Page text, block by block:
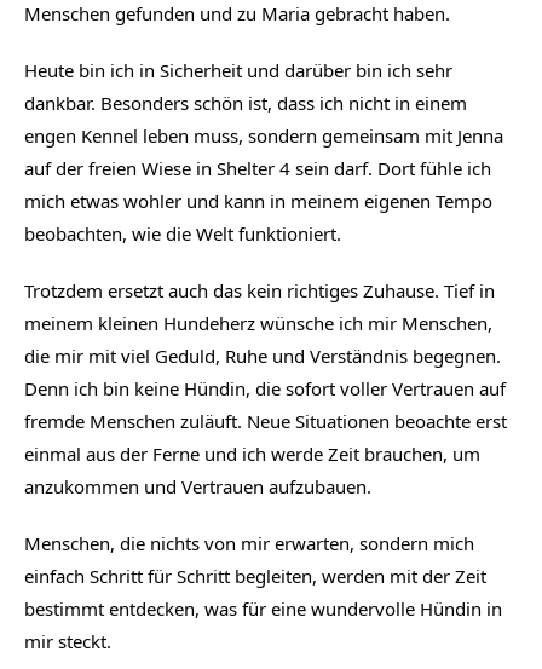
Menschen gefunden und zu Maria gebracht haben.
Heute bin ich in Sicherheit und darüber bin ich sehr
dankbar. Besonders schön ist, dass ich nicht in einem
engen Kennel leben muss, sondern gemeinsam mit Jenna
auf der freien Wiese in Shelter 4 sein darf. Dort fühle ich
mich etwas wohler und kann in meinem eigenen Tempo
beobachten, wie die Welt funktioniert.
Trotzdem ersetzt auch das kein richtiges Zuhause. Tief in
meinem kleinen Hundeherz wünsche ich mir Menschen,
die mir mit viel Geduld, Ruhe und Verständnis begegnen.
Denn ich bin keine Hündin, die sofort voller Vertrauen auf
fremde Menschen zuläuft. Neue Situationen beoachte erst
einmal aus der Ferne und ich werde Zeit brauchen, um
anzukommen und Vertrauen aufzubauen.
Menschen, die nichts von mir erwarten, sondern mich
einfach Schritt für Schritt begleiten, werden mit der Zeit
bestimmt entdecken, was für eine wundervolle Hündin in
mir steckt.